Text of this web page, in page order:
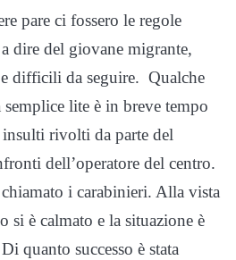
pare ci fossero le regole
dire del giovane migrante,
e difficili da seguire. Qualche
lite è in breve tempo
insulti rivolti da parte del
dell’operatore del centro.
i carabinieri. Alla vista
è calmato e la situazione è
quanto successo è stata